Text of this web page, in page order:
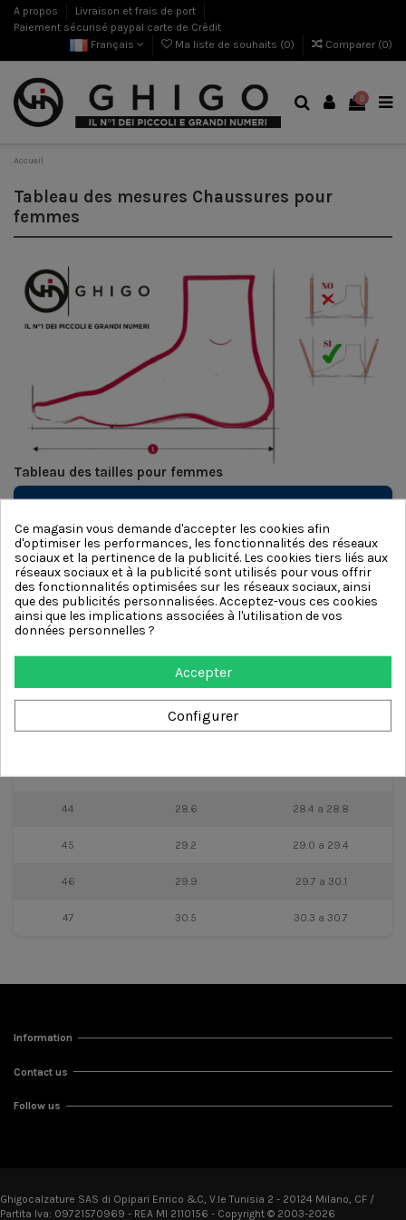
A propos
Livraison et frais de port
Paiement sécurisé paypal carte de Crèdit
Français
Ma liste de souhaits (0) Comparer (0)
0
Accueil
Tableau des mesures Chaussures pour
femmes
Tableau des tailles pour femmes
TAILLE UE
LONGUEUR DU PIED
PLAGE
31 20.1 19.9 a 20.3
32 20.8 20.6 a 21.0
33
35 22.8 22.6 a 23.0
44 28.6 28.4 a 28.8
45 29.2 29.0 a 29.4
46 29.9 29.7 a 30.1
47 30.5 30.3 a 30.7
Information
Contact us
Follow us
Ghigocalzature SAS di Opipari Enrico &C, V.le Tunisia 2 - 20124 Milano, CF /
Partita Iva: 09721570969 - REA MI 2110156 - Copyright © 2003-2026
Ce magasin vous demande d'accepter les cookies afin
d'optimiser les performances, les fonctionnalités des réseaux
sociaux et la pertinence de la publicité. Les cookies tiers liés aux
réseaux sociaux et à la publicité sont utilisés pour vous offrir
des fonctionnalités optimisées sur les réseaux sociaux, ainsi
que des publicités personnalisées. Acceptez-vous ces cookies
ainsi que les implications associées à l'utilisation de vos
données personnelles ?
Accepter
Configurer